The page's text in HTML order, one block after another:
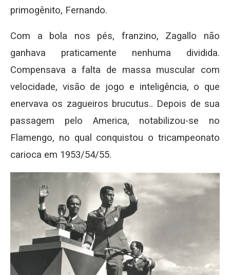
primogênito, Fernando.
Com a bola nos pés, franzino, Zagallo não
ganhava praticamente nenhuma dividida.
Compensava a falta de massa muscular com
velocidade, visão de jogo e inteligência, o que
enervava os zagueiros brucutus.. Depois de sua
passagem pelo America, notabilizou-se no
Flamengo, no qual conquistou o tricampeonato
carioca em 1953/54/55.